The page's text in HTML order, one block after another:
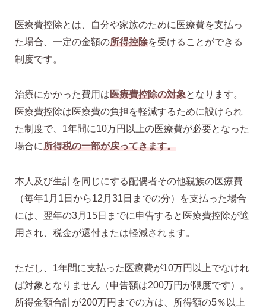
医療費控除とは、自分や家族のために医療費を支払っ
た場合、一定の金額の所得控除を受けることができる
制度です。
治療にかかった費用は医療費控除の対象となります。
医療費控除は医療費の負担を軽減するために設けられ
た制度で、1年間に10万円以上の医療費が必要となった
場合に所得税の一部が戻ってきます。
本人及び生計を同じにする配偶者その他親族の医療費
（毎年1月1日から12月31日までの分）を支払った場合
には、翌年の3月15日までに申告すると医療費控除が適
用され、税金が還付または軽減されます。
ただし、1年間に支払った医療費が10万円以上でなけれ
ば対象となりません（申告額は200万円が限度です）。
所得金額合計が200万円までの方は、所得額の5％以上